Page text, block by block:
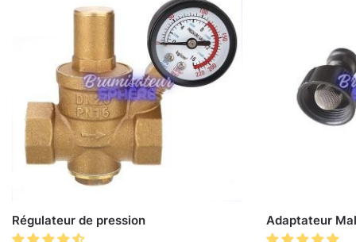
Régulateur de pression Adaptateur